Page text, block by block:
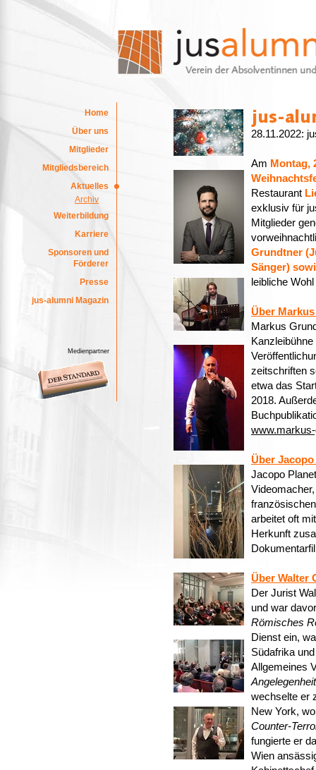
Home
Über uns
Mitglieder
Mitgliedsbereich
Aktuelles
Archiv
Weiterbildung
Karriere
Sponsoren und
Förderer
Presse
jus-alumni Magazin
Medienpartner
28.11.2022:
Am Montag,
Restaurant
exklusiv für
Mitglieder
Grundtner
Sänger)
leibliche
Über
Markus
zeitschriften
etwa das
2018.
Über Jacopo
Jacopo
arbeitet oft
Herkunft
Über Walter
Der Jurist
und war
Römisches
Dienst ein,
Südafrika
Allgemeines
wechselte er
New York,
Counter-
fungierte er
Wien